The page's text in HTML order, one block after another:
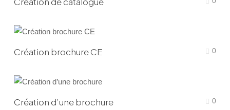
Création brochure CE 0
Création d’une brochure 0